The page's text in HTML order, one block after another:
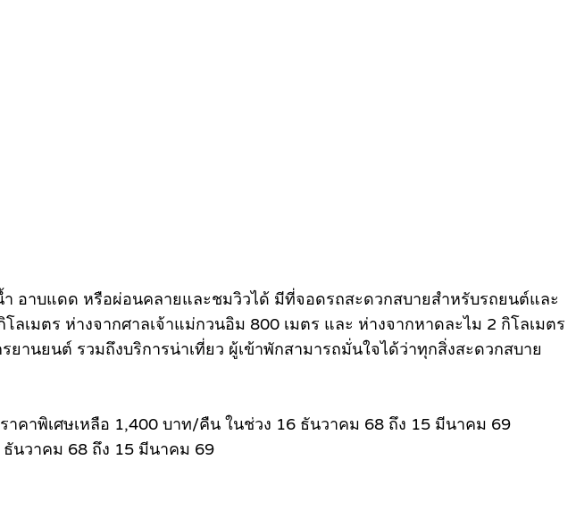
อาบแดด หรือผ่อนคลายและชมวิวได้ มีที่จอดรถสะดวกสบายสําหรับรถยนต์และ
เมตร ห่างจากศาลเจ้าแม่กวนอิม 800 เมตร และ ห่างจากหาดละไม 2 กิโลเมตร
านยนต์ รวมถึงบริการน่าเที่ยว ผู้เข้าพักสามารถมั่นใจได้ว่าทุกสิ่งสะดวกสบาย
คาพิเศษเหลือ 1,400 บาท/คืน ในช่วง 16 ธันวาคม 68 ถึง 15 มีนาคม 69
นวาคม 68 ถึง 15 มีนาคม 69